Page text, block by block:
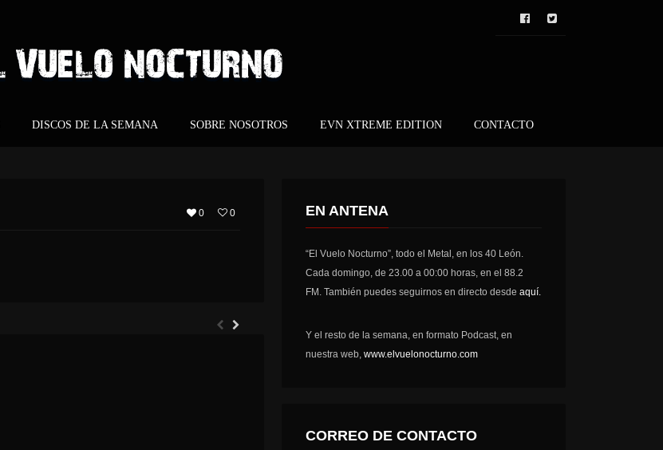
DISCOS DE LA SEMANA SOBRE NOSOTROS EVN XTREME EDITION CONTACTO
0 0 EN ANTENA
“El Vuelo Nocturno”, todo el Metal, en los 40 León.
Cada domingo, de 23.00 a 00:00 horas, en el 88.2
FM. También puedes seguirnos en directo desdeaquí.
Y el resto de la semana, en formato Podcast, en
nuestra web,www.elvuelonocturno.com
CORREO DE CONTACTO